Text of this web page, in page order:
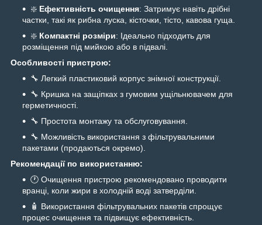
❇️ Ефективність очищення: Затримує навіть дрібні
частки, такі як рибна луска, кісточки, тісто, кавова гуща.
❇️ Компактні розміри: Ідеально підходить для
розміщення під мийкою або в підвалі.
Особливості пристрою:
🔧 Легкий пластиковий корпус знімної конструкції.
🔧 Кришка на защіпках з гумовим ущільнювачем для
герметичності.
🔧 Простота монтажу та обслуговування.
🔧 Можливість використання з фільтрувальними
пакетами (продаються окремо).
Рекомендації по використанню:
🕐 Очищення пристрою рекомендовано проводити
вранці, коли жири в холодній воді затверділи.
🧴 Використання фільтрувальних пакетів спрощує
процес очищення та підвищує ефективність.